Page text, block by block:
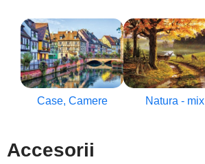
Case, Camere Natura - mix
Accesorii